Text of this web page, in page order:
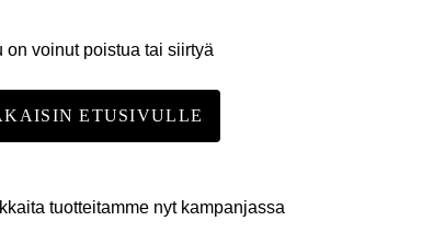
on voinut poistua tai siirtyä
ETUSIVULLE
tuotteitamme nyt kampanjassa